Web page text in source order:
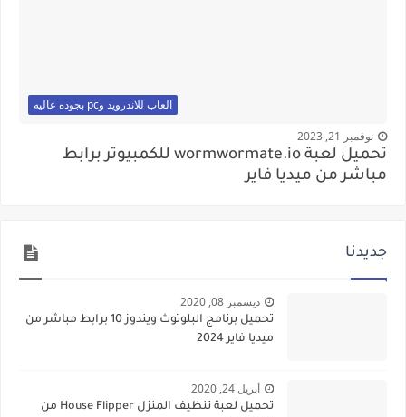
العاب للاندرويد وpc بجوده عاليه
نوفمبر 21, 2023
تحميل لعبة wormwormate.io للكمبيوتر برابط
مباشر من ميديا فاير
جديدنا
ديسمبر 08, 2020
تحميل برنامج البلوتوث ويندوز 10 برابط مباشر من
ميديا فاير 2024
أبريل 24, 2020
تحميل لعبة تنظيف المنزل House Flipper من